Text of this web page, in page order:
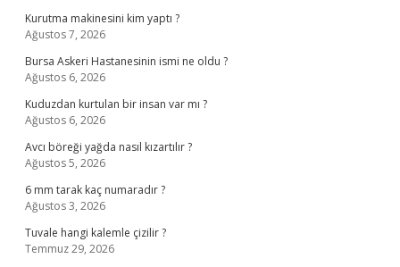
Kurutma makinesini kim yaptı ?
Ağustos 7, 2026
Bursa Askeri Hastanesinin ismi ne oldu ?
Ağustos 6, 2026
Kuduzdan kurtulan bir insan var mı ?
Ağustos 6, 2026
Avcı böreği yağda nasıl kızartılır ?
Ağustos 5, 2026
6 mm tarak kaç numaradır ?
Ağustos 3, 2026
Tuvale hangi kalemle çizilir ?
Temmuz 29, 2026